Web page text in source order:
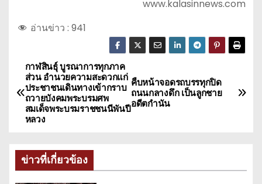
www.kalasinnews.com
อ่านข่าว : 941
แ
น
ะ
แ
น
คืบหน้าจอดรถบรรทุกปิด
ถนนกลางดึก เป็นลูกชาย
อดีตกำนัน
กาฬสินธุ์ บูรณาการทุกภาค
ส่วน อำนวยความสะดวกแก่
ประชาชนเดินทางเข้ากราบ
ถวายบังคมพระบรมศพ
สมเด็จพระบรมราชชนนีพันปี
หลวง
ข่าวที่เกี่ยวข้อง